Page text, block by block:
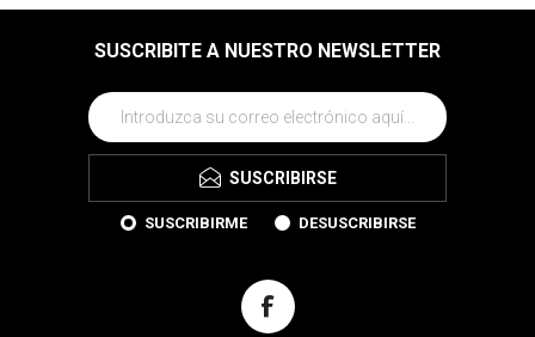
SUSCRIBITE A NUESTRO NEWSLETTER
SUSCRIBIRSE
SUSCRIBIRME DESUSCRIBIRSE